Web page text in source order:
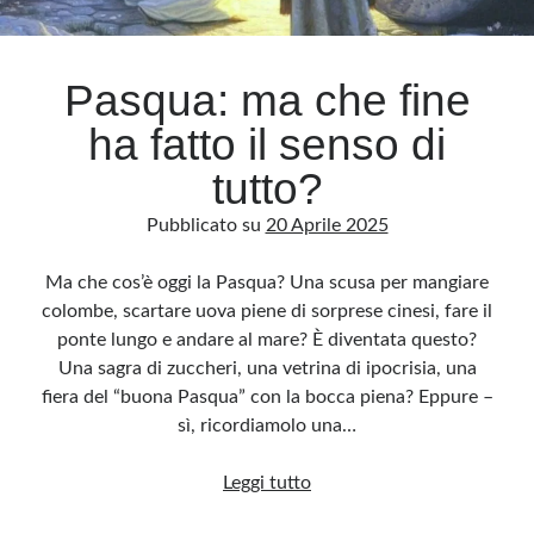
Archivio
Questo blog non rappresenta una testata giornalistica, in quanto viene aggiornato
sensi della legge n· 62 del 7.03.2001. L’autore non è responsabile di quanto
pubblicato dai lettori nei commenti ai vari post. Saranno comunque cancellati quelli
ritenuti offensivi o lesivi dell’immagine o dell’onorabilità di terzi, di genere spam,
razzisti o che contengano dati personali non conformi al rispetto delle norme sulla
privacy. Alcune immagini inserite in questo blog sono tratte da Internet e, pertanto,
immediatamente rimosse. L’autore del blog non è responsabile dei siti collegati
Pasqua: ma che fine
ha fatto il senso di
tutto?
Pubblicato su 20 Aprile 2025
Ma che cos’è oggi la Pasqua? Una scusa per mangiare
colombe, scartare uova piene di sorprese cinesi, fare il
ponte lungo e andare al mare? È diventata questo?
Una sagra di zuccheri, una vetrina di ipocrisia, una
fiera del “buona Pasqua” con la bocca piena? Eppure –
sì, ricordiamolo una…
Leggi tuttoPasqua: